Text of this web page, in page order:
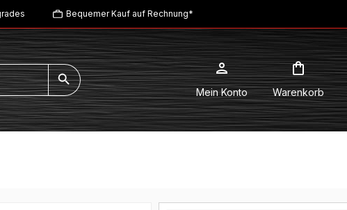
Bequemer Kauf auf Rechnung*
Mein Konto Warenkorb